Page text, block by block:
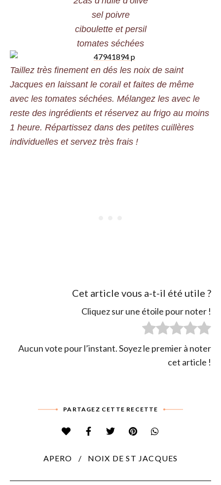
sel poivre
ciboulette et persil
tomates séchées
Taillez très finement en dés les noix de saint
Jacques en laissant le corail et faites de même
avec les tomates séchées. Mélangez les avec le
reste des ingrédients et réservez au frigo au moins
1 heure. Répartissez dans des petites cuillères
individuelles et servez très frais !
Cet article vous a-t-il été utile ?
Cliquez sur une étoile pour noter !
Aucun vote pour l’instant. Soyez le premier à noter
cet article !
PARTAGEZ CETTE RECETTE
APERO NOIX DE ST JACQUES